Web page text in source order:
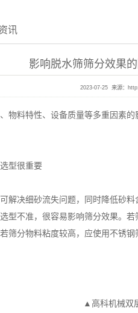
讯
影响脱水筛筛分效果
2023-07-25 来源：
料特性、设备质量等多重因素的
型很重要
决细砂流失问题，同时降低砂料
型不准，很容易影响筛分效果。
筛分物料粘度较高，应使用不锈
▲高科机械双层